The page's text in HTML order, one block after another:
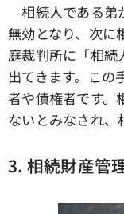
相続人である弟
無効となり、次に
庭裁判所に「相
出てきます。この
者や債権者です。
ないとみなされ、
3. 相続財産管